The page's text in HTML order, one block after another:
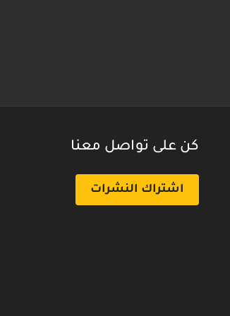
كن على تواصل معنا
اشتراك النشرات